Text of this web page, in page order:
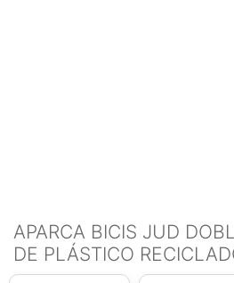
APARCA BICIS JUD
DE PLÁSTICO